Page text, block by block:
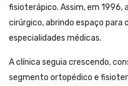
fisioterápico. Assim, em 1996,
cirúrgico, abrindo espaço
especialidades médicas.
A clínica seguia crescendo,
segmento ortopédico e